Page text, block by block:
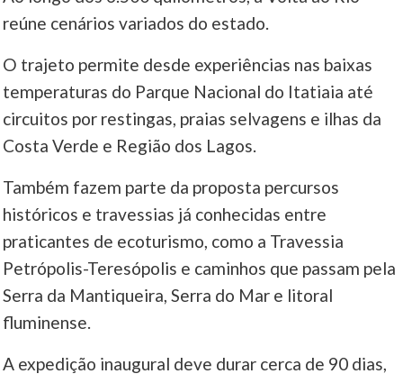
reúne cenários variados do estado.
O trajeto permite desde experiências nas baixas
temperaturas do Parque Nacional do Itatiaia até
circuitos por restingas, praias selvagens e ilhas da
Costa Verde e Região dos Lagos.
Também fazem parte da proposta percursos
históricos e travessias já conhecidas entre
praticantes de ecoturismo, como a Travessia
Petrópolis-Teresópolis e caminhos que passam pela
Serra da Mantiqueira, Serra do Mar e litoral
fluminense.
A expedição inaugural deve durar cerca de 90 dias,